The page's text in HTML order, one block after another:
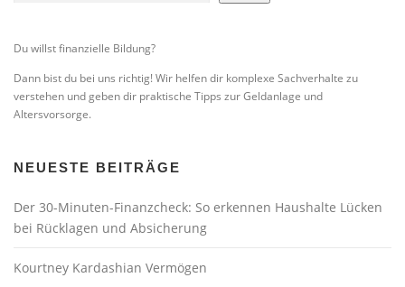
Du willst finanzielle Bildung?
Dann bist du bei uns richtig! Wir helfen dir komplexe Sachverhalte zu
verstehen und geben dir praktische Tipps zur Geldanlage und
Altersvorsorge.
NEUESTE BEITRÄGE
Der 30-Minuten-Finanzcheck: So erkennen Haushalte Lücken
bei Rücklagen und Absicherung
Kourtney Kardashian Vermögen